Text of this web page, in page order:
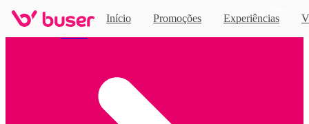
Início Promoções Experiências